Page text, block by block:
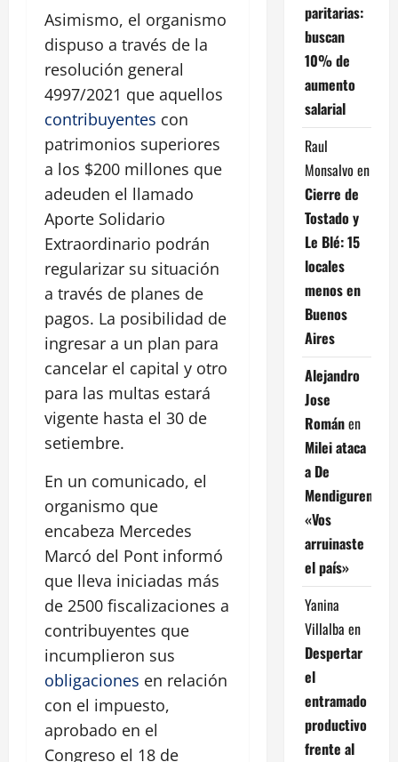
Asimismo, el organismo
dispuso a través de la
resolución general
4997/2021 que aquellos
contribuyentes con
patrimonios superiores
a los $200 millones que
adeuden el llamado
Aporte Solidario
Extraordinario podrán
regularizar su situación
a través de planes de
pagos. La posibilidad de
ingresar a un plan para
cancelar el capital y otro
para las multas estará
vigente hasta el 30 de
setiembre.
En un comunicado, el
organismo que
encabeza Mercedes
Marcó del Pont informó
que lleva iniciadas más
de 2500 fiscalizaciones a
contribuyentes que
incumplieron sus
obligaciones en relación
con el impuesto,
aprobado en el
Congreso el 18 de
paritarias:
buscan
10% de
aumento
salarial
Raul
Monsalvo en
Cierre de
Tostado y
Le Blé: 15
locales
menos en
Buenos
Aires
Alejandro
Jose
Románen
Milei ataca
a De
Mendiguren:
«Vos
arruinaste
el país»
Yanina
Villalba en
Despertar
el
entramado
productivo
frente al